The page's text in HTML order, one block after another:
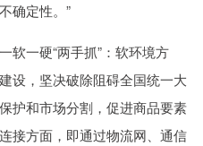
确定性。”
一硬“两手抓”：软环境方
设，坚决破除阻碍全国统一大
护和市场分割，促进商品要素
接方面，即通过物流网、通信